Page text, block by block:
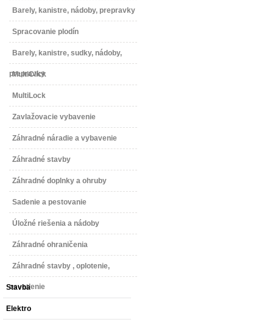
Barely, kanistre, nádoby, prepravky
Spracovanie plodín
Barely, kanistre, sudky, nádoby,
prepravky
MultiClick
MultiLock
Zavlažovacie vybavenie
Záhradné náradie a vybavenie
Záhradné stavby
Záhradné doplnky a ohruby
Sadenie a pestovanie
Úložné riešenia a nádoby
Záhradné ohraničenia
Záhradné stavby , oplotenie,
osvetlenie
Stavba
Elektro